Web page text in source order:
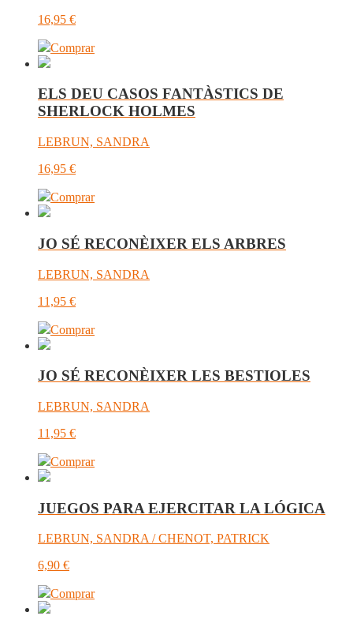
16,95 €
Comprar
ELS DEU CASOS FANTÀSTICS DE
SHERLOCK HOLMES
LEBRUN, SANDRA
16,95 €
Comprar
JO SÉ RECONÈIXER ELS ARBRES
LEBRUN, SANDRA
11,95 €
Comprar
JO SÉ RECONÈIXER LES BESTIOLES
LEBRUN, SANDRA
11,95 €
Comprar
JUEGOS PARA EJERCITAR LA LÓGICA
LEBRUN, SANDRA / CHENOT, PATRICK
6,90 €
Comprar